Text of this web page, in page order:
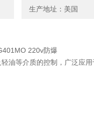
生产地址：美国
220v防爆
油等介质的控制，广泛应用